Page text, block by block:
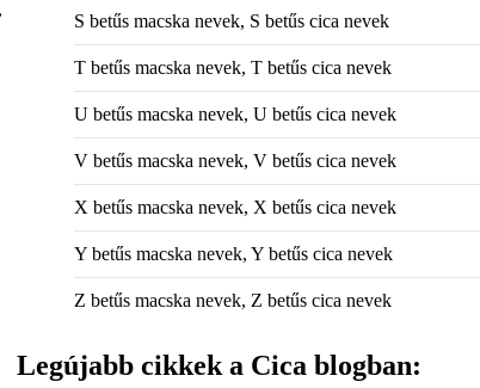
S betűs macska nevek, S betűs cica nevek
T betűs macska nevek, T betűs cica nevek
U betűs macska nevek, U betűs cica nevek
V betűs macska nevek, V betűs cica nevek
X betűs macska nevek, X betűs cica nevek
Y betűs macska nevek, Y betűs cica nevek
Z betűs macska nevek, Z betűs cica nevek
Legújabb cikkek a Cica blogban: